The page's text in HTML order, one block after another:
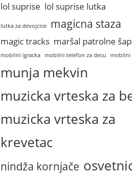
lol suprise lol suprise lutka
lutka za devojcice magicna staza
magic tracks maršal patrolne
mobilni igracka mobilni telefon za decu mobilni
munja mekvin
muzicka vrteska za
muzicka vrteska za
krevetac
nindža kornjače